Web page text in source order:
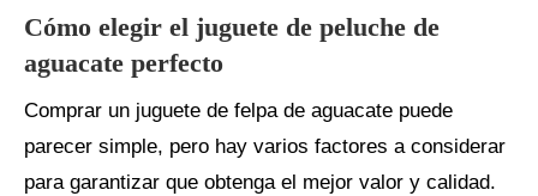
Cómo elegir el juguete de peluche de
aguacate perfecto
Comprar un juguete de felpa de aguacate puede
parecer simple, pero hay varios factores a considerar
para garantizar que obtenga el mejor valor y calidad.